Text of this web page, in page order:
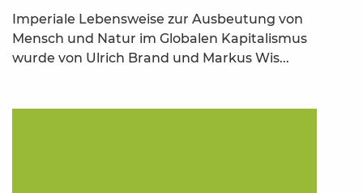
Imperiale Lebensweise zur Ausbeutung von
Mensch und Natur im Globalen Kapitalismus
wurde von Ulrich Brand und Markus Wis...